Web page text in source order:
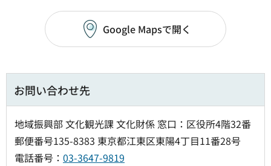
Google Mapsで開く
お問い合わせ先
地域振興部 文化観光課 文化財係 窓口：区役所4階32番
郵便番号135-8383 東京都江東区東陽4丁目11番28号
電話番号： 03-3647-9819